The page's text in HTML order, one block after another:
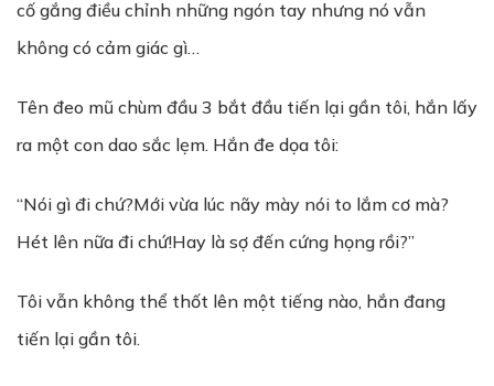
cố gắng điều chỉnh những ngón tay nhưng nó vẫn
không có cảm giác gì…
Tên đeo mũ chùm đầu 3 bắt đầu tiến lại gần tôi, hắn lấy
ra một con dao sắc lẹm. Hắn đe dọa tôi:
“Nói gì đi chứ?Mới vừa lúc nãy mày nói to lắm cơ mà?
Hét lên nữa đi chứ!Hay là sợ đến cứng họng rồi?”
Tôi vẫn không thể thốt lên một tiếng nào, hắn đang
tiến lại gần tôi.